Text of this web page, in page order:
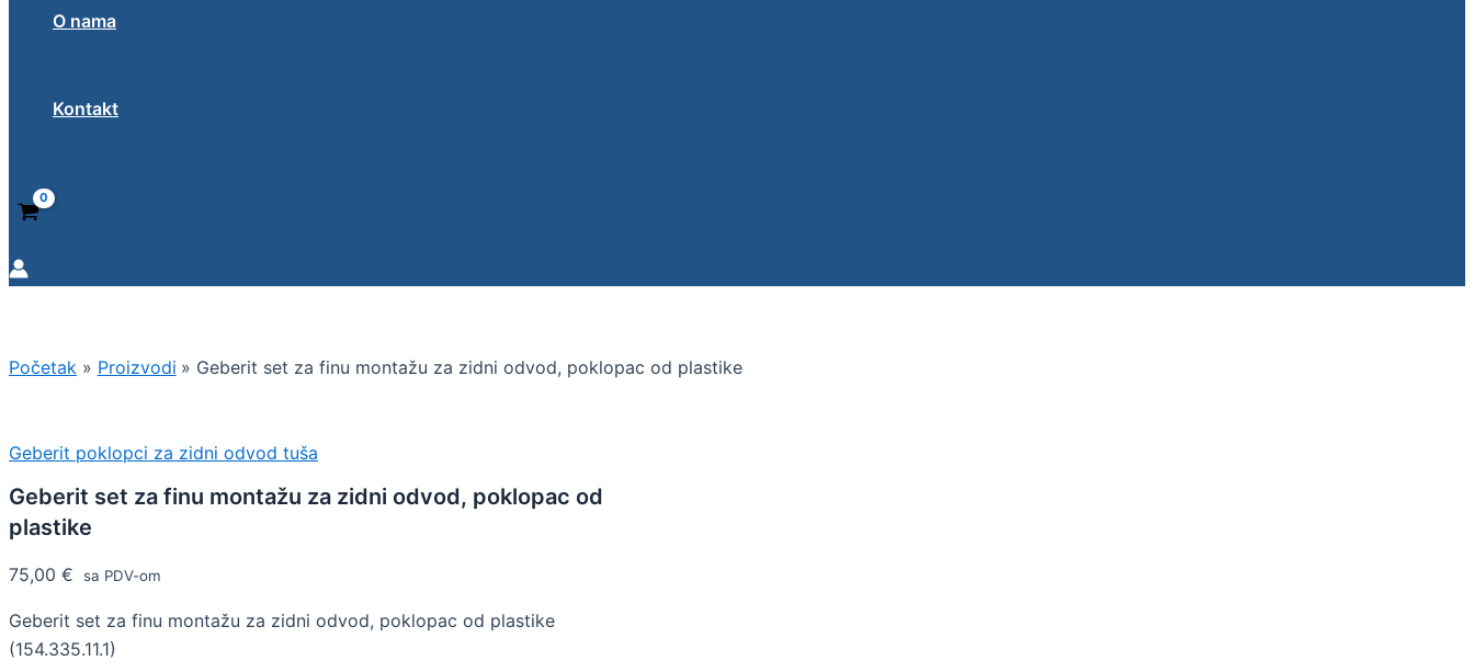
O nama
Kontakt
Početak Proizvodi Geberit set za finu montažu za zidni odvod, poklopac od plastike
Geberit poklopci za zidni odvod tuša
Geberit set za finu montažu za zidni odvod, poklopac od
plastike
75,00 € sa PDV-om
Geberit set za finu montažu za zidni odvod, poklopac od plastike
(154.335.11.1)